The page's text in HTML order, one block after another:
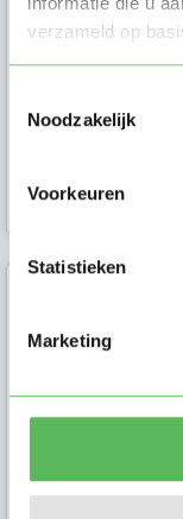
verzameld op
Noodzakelijk
Voorkeuren
Statistieken
Marketing
Oppas in
2 weken geleden